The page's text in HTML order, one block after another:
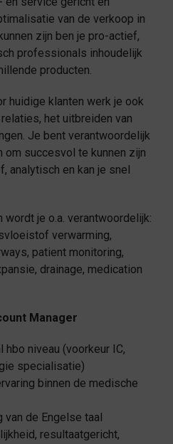
van de verkoop in
zijn ben je pro-actief,
professionals inhoudelijk
producten.
huidige klanten werk je ook
het uitbreiden van
Je bent verantwoordelijk
succesvol te kunnen zijn
analytisch en kan je snel
je o.a. verantwoordelijk:
verwarming,
patient monitoring,
drainage, medication
Manager
hbo niveau (voorkeur IC,
specialisatie)
binnen de medische
de Engelse taal
resultaatgericht,